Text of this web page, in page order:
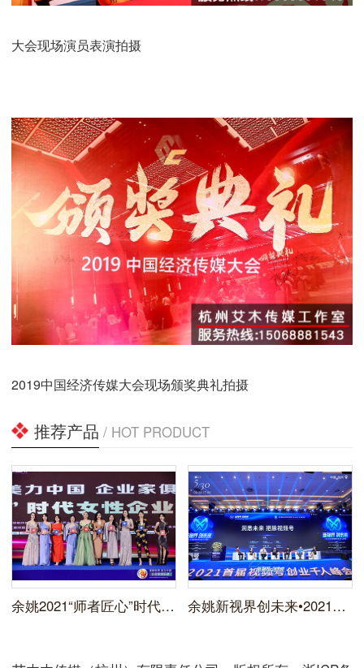
大会现场演员表演拍摄
2019中国经济传媒大会现场颁奖典礼拍摄
推荐产品 / HOT PRODUCT
余姚2021“师者匠心”时代领袖企业家峰会活动拍摄 余姚新视界创未来•2021年首届视频号创业千人峰会拍摄